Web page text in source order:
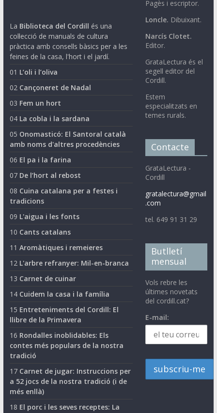
La Biblioteca del Cordill és una
col·lecció de manuals de cultura
pràctica amb consells bàsics per a les
feines de la casa, l'hort i el jardí.
01 L’oli i l’oliva
02 Cançoneret de Nadal
03 Fem un hort
04 La cobla i la sardana
05 Onomasticó: El Santoral català
amb noms d'altres procedències
06 El pa i la farina
07 De l’hort al rebost
08 Cuina catalana per a festes i
tradicions
09 L'aigua i les fonts
10 Cants catalans
11 Aromàtiques i remeieres
12 L'arbre refranyer: Mil-en-branca
13 Carnet de cuinar
14 Cuidem la casa i la família
15 Entreteniments del Cordill: El
llibre de la Primavera
16 Rondalles inoblidables: Els
contes més populars de la nostra
tradició
17 Carnet de jugar: Instruccions per
a 52 jocs de la nostra tradició (i de
més enllà)
18 El porc i les seves receptes: La
Pagès i escriptor.
Loncle. Dibuixant.
Narcís Clotet.
Editor.
GrataLectura és el
segell editor del
Cordill.
Estem
especialitzats en
temes rurals.
Contacte
GrataLectura -
Cordill
gratalectura@gmail
.com
tel. 649 91 31 29
Butlletí
mensual
Vols rebre les
últimes novetats
del cordill.cat?
E-mail: